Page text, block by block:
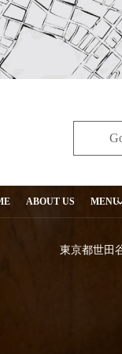
ABOUT US MENU
東京都世田